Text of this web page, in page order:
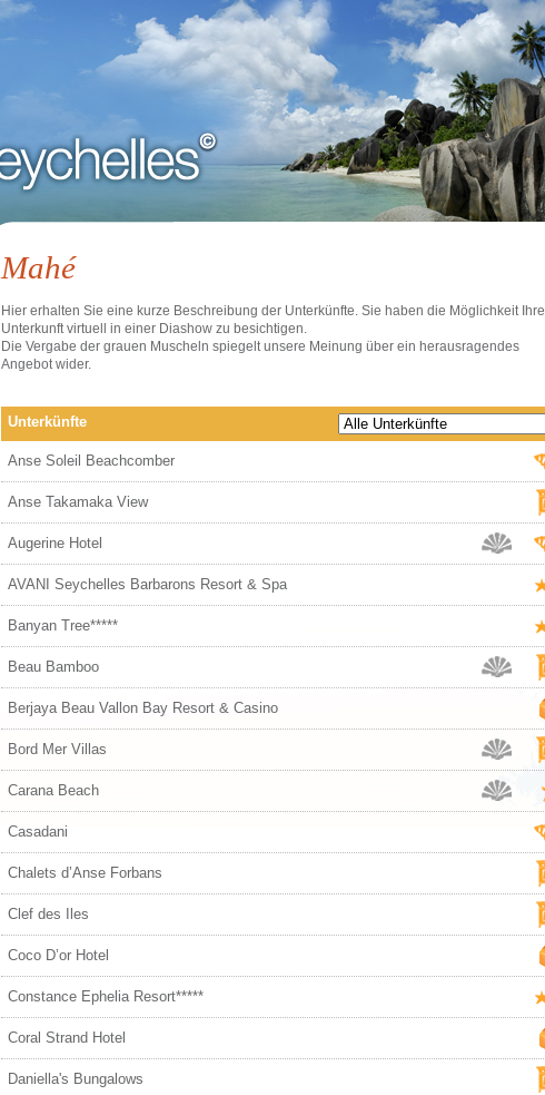
Mahé
Hier erhalten Sie eine kurze Beschreibung der Unterkünfte. Sie haben die Möglichkeit Ihre
Unterkunft virtuell in einer Diashow zu besichtigen.
Die Vergabe der grauen Muscheln spiegelt unsere Meinung über ein herausragendes
Angebot wider.
Unterkünfte
Anse Soleil Beachcomber
Anse Takamaka View
Augerine Hotel
AVANI Seychelles Barbarons Resort & Spa
Banyan Tree*****
Beau Bamboo
Berjaya Beau Vallon Bay Resort & Casino
Bord Mer Villas
Carana Beach
Casadani
Chalets d’Anse Forbans
Clef des Iles
Coco D’or Hotel
Constance Ephelia Resort*****
Coral Strand Hotel
Daniella's Bungalows